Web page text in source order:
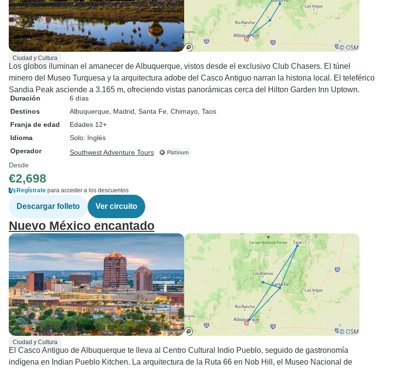
Ciudad y Cultura
Los globos iluminan el amanecer de Albuquerque, vistos desde el exclusivo Club Chasers. El túnel
minero del Museo Turquesa y la arquitectura adobe del Casco Antiguo narran la historia local. El teleférico
Sandia Peak asciende a 3.165 m, ofreciendo vistas panorámicas cerca del Hilton Garden Inn Uptown.
Duración
6 días
Destinos
Albuquerque , Madrid , Santa Fe , Chimayo , Taos
Franja de edad
Edades 12+
Idioma
Solo: Inglés
Operador
Southwest Adventure Tours
Desde
€2,698
Regístrate para acceder a los descuentos
Descargar folleto Ver circuito
Nuevo México encantado
Ciudad y Cultura
El Casco Antiguo de Albuquerque te lleva al Centro Cultural Indio Pueblo, seguido de gastronomía
indígena en Indian Pueblo Kitchen. La arquitectura de la Ruta 66 en Nob Hill, el Museo Nacional de